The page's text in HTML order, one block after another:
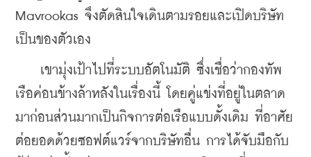
Mavrookas จึงตัดสินใจเดินตามรอยและเปิดบริษัท
เป็นของตัวเอง
เขามุ่งเป้าไปที่ระบบอัตโนมัติ ซึ่งเชื่อว่ากองทัพ
เรือค่อนข้างล้าหลังในเรื่องนี้ โดยคู่แข่งที่อยู่ในตลาด
มาก่อนส่วนมากเป็นกิจการต่อเรือแบบดั้งเดิม ที่อาศัย
ต่อยอดด้วยซอฟต์แวร์จากบริษัทอื่น การได้จับมือกับ